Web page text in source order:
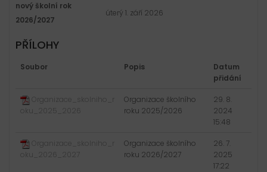
nový školní rok
2026/2027
úterý 1. září 2026
PŘÍLOHY
Soubor Popis
Datum
přidání
Organizace_skolniho_r
Organizace školního
roku 2025/2026
29. 8.
2024
15:48
Organizace_skolniho_r
oku_2026_2027
Organizace školního
roku 2026/2027
26. 7.
2025
17:22